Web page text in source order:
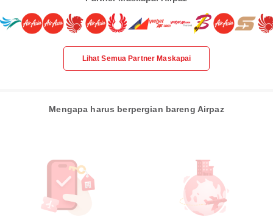
Lihat Semua Partner Maskapai
Mengapa harus berpergian bareng Airpaz